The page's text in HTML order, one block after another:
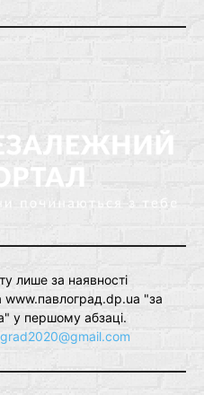
лише за наявності
www.павлоград.dp.ua "за
у першому абзаці.